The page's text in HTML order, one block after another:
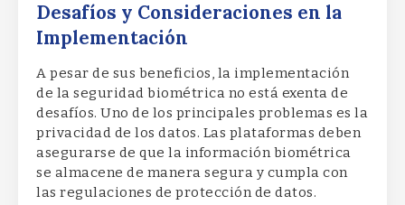
Desafíos y Consideraciones en la
Implementación
A pesar de sus beneficios, la implementación
de la seguridad biométrica no está exenta de
desafíos. Uno de los principales problemas es la
privacidad de los datos. Las plataformas deben
asegurarse de que la información biométrica
se almacene de manera segura y cumpla con
las regulaciones de protección de datos.